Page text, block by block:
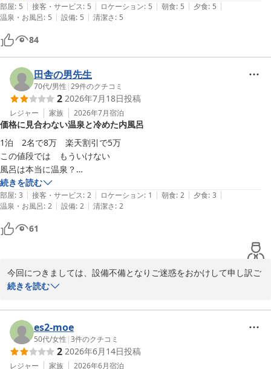
部屋: 5 | 接客・サービス: 5 | ロケーション: 5 | 朝食: 5 | 夕食: 5 |
温泉・お風呂: 5 | 設備: 5 | 清潔さ: 5
84
田舎の男先生
70代/男性 |29件のクチコミ
2 2026年7月18日投稿
レジャー 家族 2026年7月宿泊
価格に見合わない温泉と冷めた内風呂
1泊　2名で8万　楽天割引で5万
この値段では　もういけない
風呂は本当に温泉？
内風呂　次の日は冷めて水
嬉野温泉　楽しみでいったのに　残念
家内の誕生日であったのでデザートに花火がつき
続きを読む
部屋: 3 | 接客・サービス: 2 | ロケーション: 1 | 朝食: 2 | 夕食: 3 |
温泉・お風呂: 2 | 設備: 2 | 清潔さ: 2
61
今回につきましては、設備不備となりご迷惑をおかけして申し訳ご
ざいませんでした。
忠野さまの貴重なお時間に不備がありましたこと、大変申し訳ござ
肥前 嬉野温泉 隠宿 華の雫
2026-07-19
続きを読む
es2-moe
50代/女性 |3件のクチコミ
2 2026年6月14日投稿
レジャー 家族 2026年6月宿泊